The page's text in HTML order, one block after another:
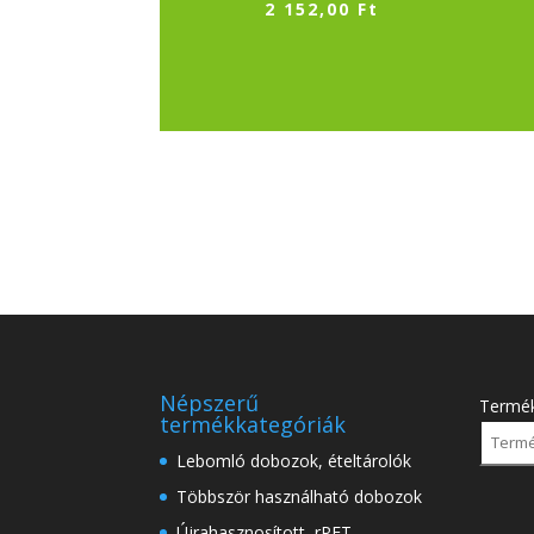
2 152,00 Ft
Népszerű
termékkategóriák
Lebomló dobozok, ételtárolók
Többször használható dobozok